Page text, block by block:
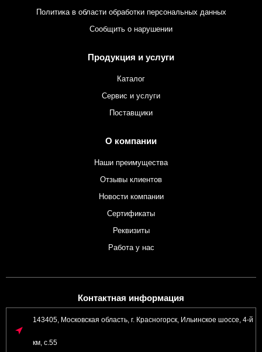
Политика в области обработки персональных данных
Сообщить о нарушении
Продукция и услуги
Каталог
Сервис и услуги
Поставщики
О компании
Наши преимущества
Отзывы клиентов
Новости компании
Сертификаты
Реквизиты
Работа у нас
Контактная информация
143405, Московская область, г. Красногорск, Ильинское шоссе, 4-й
км, с.55